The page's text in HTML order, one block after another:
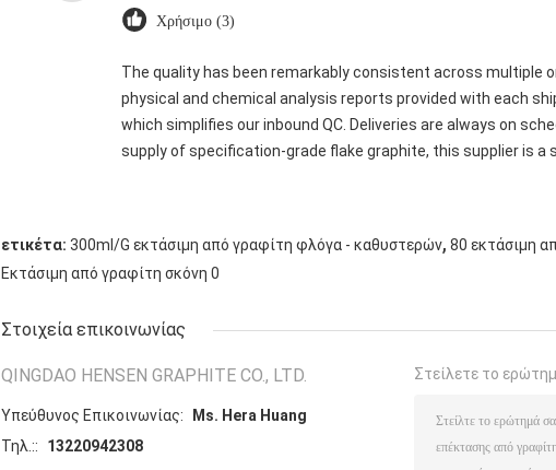
Χρήσιμο (3)
The quality has been remarkably consistent across multiple
physical and chemical analysis reports provided with each
which simplifies our inbound QC. Deliveries are always on
supply of specification-grade flake graphite, this supplier is a
ετικέτα: 300ml/G εκτάσιμη από γραφίτη φλόγα - καθυστερών, 80 εκτάσιμη
Εκτάσιμη από γραφίτη σκόνη 0
Στοιχεία επικοινωνίας
QINGDAO HENSEN GRAPHITE CO., LTD.
Υπεύθυνος Επικοινωνίας:
Ms. Hera Huang
Τηλ.::
13220942308
Στείλετε το